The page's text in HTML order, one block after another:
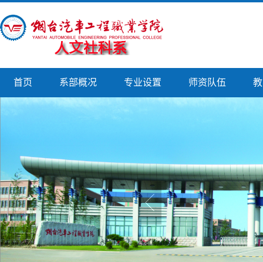
首页 系部概况 专业设置 师资队伍